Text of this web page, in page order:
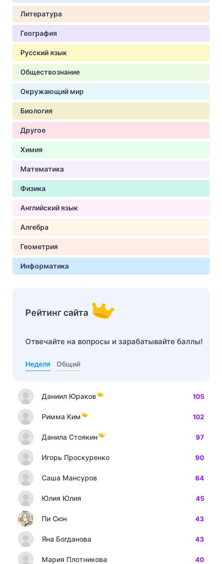
Литература
География
Русский язык
Обществознание
Окружающий мир
Биология
Другое
Химия
Математика
Физика
Английский язык
Алгебра
Геометрия
Информатика
Рейтинг сайта
Отвечайте на вопросы и зарабатывайте баллы!
Неделя Общий
Даниил Юраков 105
Римма Ким 102
Данила Стоякин 97
Игорь Проскуренко 90
Саша Мансуров 64
Юлия Юлия 45
Пи Сюн 43
Яна Богданова 43
Мария Плотникова 40